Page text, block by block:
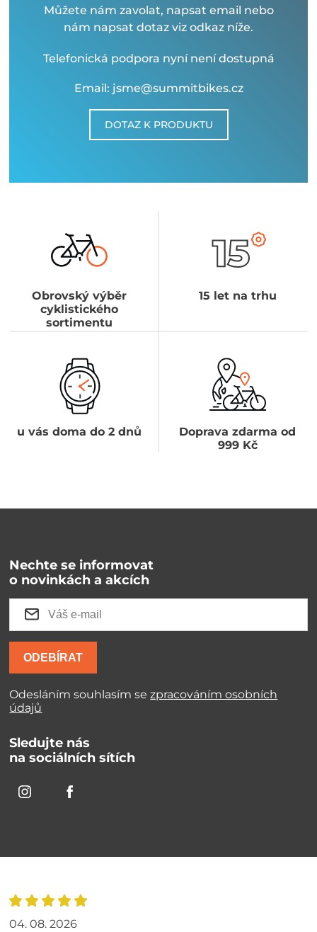
Můžete nám zavolat, napsat email nebo
nám napsat dotaz viz odkaz níže.
Telefonická podpora nyní není dostupná
Email: jsme@summitbikes.cz
DOTAZ K PRODUKTU
Obrovský výběr
cyklistického
sortimentu
15 let na trhu
u vás doma do 2 dnů
Doprava zdarma od
999 Kč
Nechte se informovat
o novinkách a akcích
ODEBÍRAT
Odesláním souhlasím sezpracováním osobních
údajů
Sledujte nás
na sociálních sítích
04. 08. 2026